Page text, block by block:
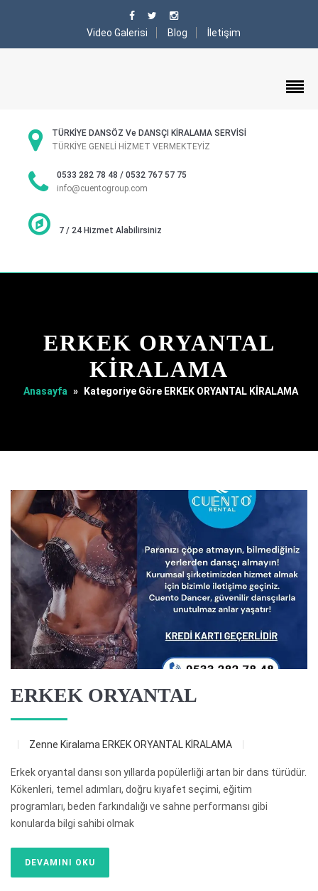
Video Galerisi Blog İletişim
TÜRKİYE DANSÖZ Ve DANSÇI KİRALAMA SERVİSİ
TÜRKİYE GENELİ HİZMET VERMEKTEYİZ
0533 282 78 48 / 0532 767 57 75
info@cuentogroup.com
7 / 24 Hizmet Alabilirsiniz
ERKEK ORYANTAL
KİRALAMA
Anasayfa » Kategoriye Göre ERKEK ORYANTAL KİRALAMA
ERKEK ORYANTAL
Zenne Kiralama ERKEK ORYANTAL KİRALAMA
Erkek oryantal dansı son yıllarda popülerliği artan bir dans türüdür.
Kökenleri, temel adımları, doğru kıyafet seçimi, eğitim
programları, beden farkındalığı ve sahne performansı gibi
konularda bilgi sahibi olmak
DEVAMINI OKU